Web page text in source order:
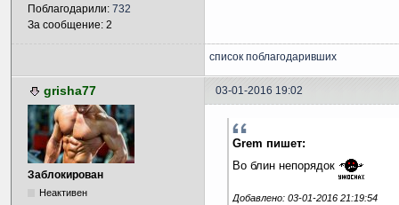
Поблагодарили: 732
За сообщение: 2
список поблагодаривших
grisha77 03-01-2016 19:02
Заблокирован
Неактивен
Grem пишет:
Во блин непорядок
Добавлено: 03-01-2016 21:19:54